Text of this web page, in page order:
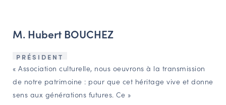
M. Hubert BOUCHEZ
PRÉSIDENT
« Association culturelle, nous oeuvrons à la transmission
de notre patrimoine : pour que cet héritage vive et donne
sens aux générations futures. Ce »